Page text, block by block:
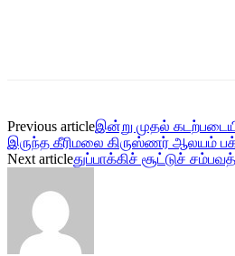
Previous articleஇன்று முதல்
இருந்த கீரிமலை கிருஸ்ணர் ஆலயம்
Next articleதுப்பாக்கிச் சூட்டுச்